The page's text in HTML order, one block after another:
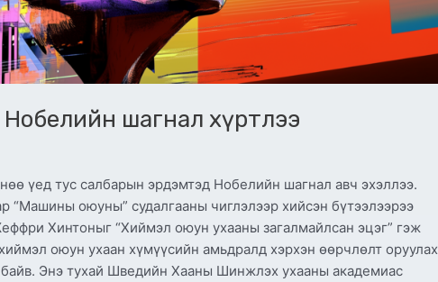
Нобелийн шагнал хүртлээ
үед тус салбарын эрдэмтэд Нобелийн шагнал авч эхэллээ.
оюуны” судалгааны чиглэлээр хийсэн бүтээлээрээ
Хинтоныг “Хиймэл оюун ухааны загалмайлсан эцэг” гэж
оюун ухаан хүмүүсийн амьдралд хэрхэн өөрчлөлт оруулах
Энэ тухай Шведийн Хааны Шинжлэх ухааны академиас